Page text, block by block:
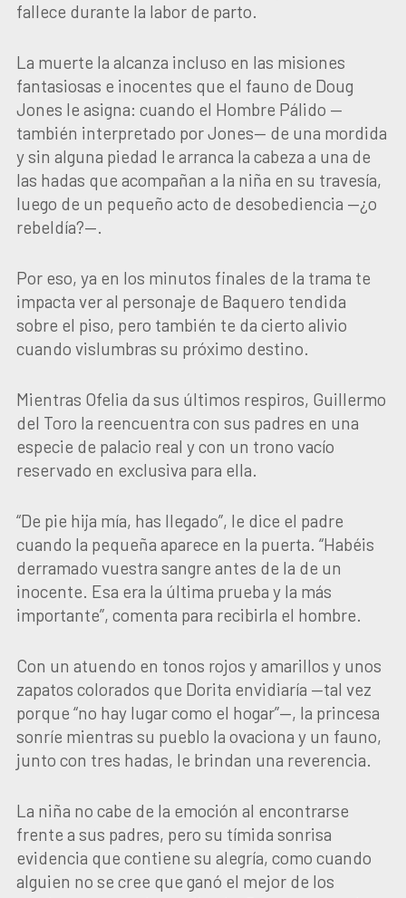
fallece durante la labor de parto.
La muerte la alcanza incluso en las misiones
fantasiosas e inocentes que el fauno de Doug
Jones le asigna: cuando el Hombre Pálido —
también interpretado por Jones— de una mordida
y sin alguna piedad le arranca la cabeza a una de
las hadas que acompañan a la niña en su travesía,
luego de un pequeño acto de desobediencia —¿o
rebeldía?—.
Por eso, ya en los minutos finales de la trama te
impacta ver al personaje de Baquero tendida
sobre el piso, pero también te da cierto alivio
cuando vislumbras su próximo destino.
Mientras Ofelia da sus últimos respiros, Guillermo
del Toro la reencuentra con sus padres en una
especie de palacio real y con un trono vacío
reservado en exclusiva para ella.
“De pie hija mía, has llegado”, le dice el padre
cuando la pequeña aparece en la puerta. “Habéis
derramado vuestra sangre antes de la de un
inocente. Esa era la última prueba y la más
importante”, comenta para recibirla el hombre.
Con un atuendo en tonos rojos y amarillos y unos
zapatos colorados que Dorita envidiaría —tal vez
porque “no hay lugar como el hogar”—, la princesa
sonríe mientras su pueblo la ovaciona y un fauno,
junto con tres hadas, le brindan una reverencia.
La niña no cabe de la emoción al encontrarse
frente a sus padres, pero su tímida sonrisa
evidencia que contiene su alegría, como cuando
alguien no se cree que ganó el mejor de los